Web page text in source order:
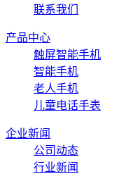
联系我们
产品中心
触屏智能手机
智能手机
老人手机
儿童电话手表
企业新闻
公司动态
行业新闻